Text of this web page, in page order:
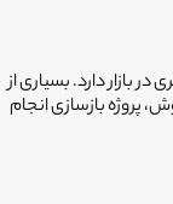
بازار دارد. بسیاری از
پروژه بازسازی انجام